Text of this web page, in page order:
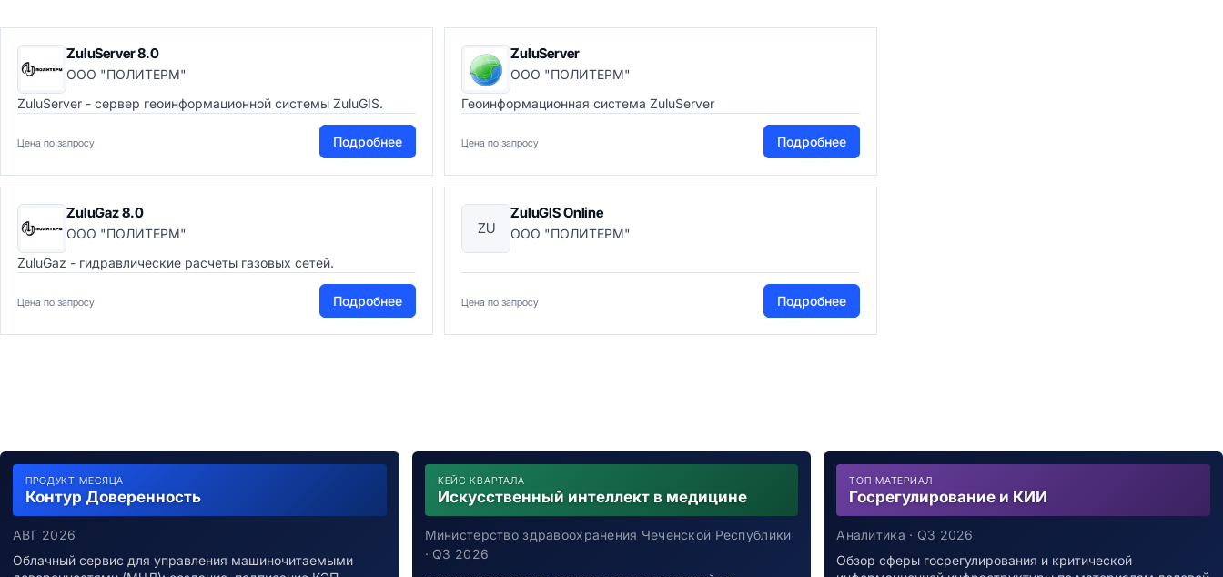
ZuluServer 8.0
ООО "ПОЛИТЕРМ"
ZuluServer - сервер геоинформационной системы ZuluGIS.
Цена по запросу Подробнее
ZuluServer
ООО "ПОЛИТЕРМ"
Геоинформационная система ZuluServer
Цена по запросу Подробнее
ZuluGaz 8.0
ООО "ПОЛИТЕРМ"
ZuluGaz - гидравлические расчеты газовых сетей.
Цена по запросу Подробнее
ZU
ZuluGIS Online
ООО "ПОЛИТЕРМ"
Цена по запросу Подробнее
ПРОДУКТ МЕСЯЦА
Контур Доверенность
АВГ 2026
Облачный сервис для управления машиночитаемыми
КЕЙС КВАРТАЛА
Искусственный интеллект в медицине
Министерство здравоохранения Чеченской Республики
· Q3 2026
ТОП МАТЕРИАЛ
Госрегулирование и КИИ
Аналитика · Q3 2026
Обзор сферы госрегулирования и критической